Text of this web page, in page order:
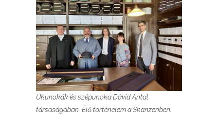
Ükunokák és szépunoka Dávid Antal
társaságában. Élő történelem a Skanzenben.